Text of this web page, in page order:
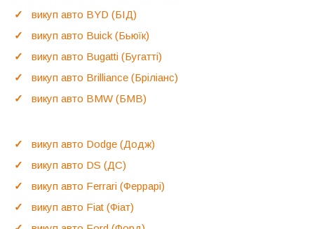
викуп авто BYD (БІД)
викуп авто Buick (Бьюїк)
викуп авто Bugatti (Бугатті)
викуп авто Brilliance (Бріліанс)
викуп авто BMW (БМВ)
викуп авто Dodge (Додж)
викуп авто DS (ДС)
викуп авто Ferrari (Феррарі)
викуп авто Fiat (Фіат)